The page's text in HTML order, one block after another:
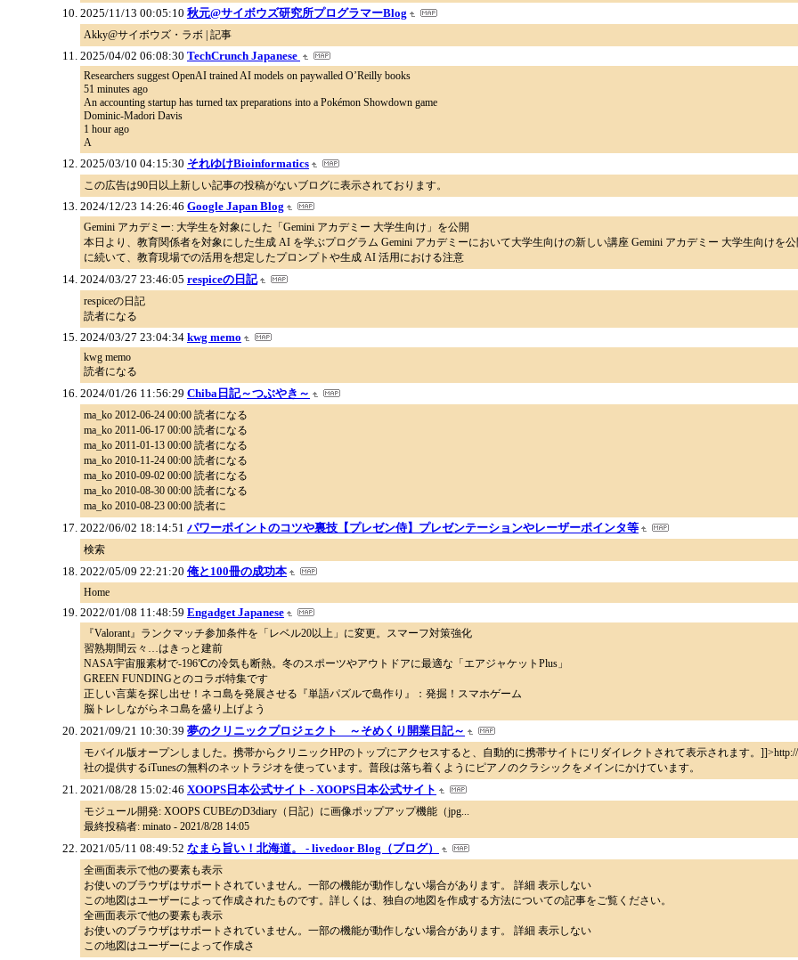
2025/11/13 00:05:10 秋元@サイボウズ研究所プログラマーBlog
Akky@サイボウズ・ラボ | 記事
2025/04/02 06:08:30 TechCrunch Japanese
Researchers suggest OpenAI trained AI models on paywalled O’Reilly books
51 minutes ago
An accounting startup has turned tax preparations into a Pokémon Showdown game
Dominic-Madori Davis
1 hour ago
A
2025/03/10 04:15:30 それゆけBioinformatics
この広告は90日以上新しい記事の投稿がないブログに表示されております。
2024/12/23 14:26:46 Google Japan Blog
Gemini アカデミー: 大学生を対象にした「Gemini アカデミー 大学生向け」を公開
本日より、教育関係者を対象にした生成 AI を学ぶプログラム Gemini アカデミーにおいて大学生向けの新しい講座 Gemini アカデミー 大学生向けを
に続いて、教育現場での活用を想定したプロンプトや生成 AI 活用における注意
2024/03/27 23:46:05 respiceの日記
respiceの日記
読者になる
2024/03/27 23:04:34 kwg memo
kwg memo
読者になる
2024/01/26 11:56:29 Chiba日記～つぶやき～
ma_ko 2012-06-24 00:00 読者になる
ma_ko 2011-06-17 00:00 読者になる
ma_ko 2011-01-13 00:00 読者になる
ma_ko 2010-11-24 00:00 読者になる
ma_ko 2010-09-02 00:00 読者になる
ma_ko 2010-08-30 00:00 読者になる
ma_ko 2010-08-23 00:00 読者に
2022/06/02 18:14:51 パワーポイントのコツや裏技【プレゼン侍】プレゼンテーションやレーザーポインタ等
検索
2022/05/09 22:21:20 俺と100冊の成功本
Home
2022/01/08 11:48:59 Engadget Japanese
『Valorant』ランクマッチ参加条件を「レベル20以上」に変更。スマーフ対策強化
習熟期間云々…はきっと建前
NASA宇宙服素材で-196℃の冷気も断熱。冬のスポーツやアウトドアに最適な「エアジャケットPlus」
GREEN FUNDINGとのコラボ特集です
正しい言葉を探し出せ！ネコ島を発展させる『単語パズルで島作り』：発掘！スマホゲーム
脳トレしながらネコ島を盛り上げよう
2021/09/21 10:30:39 夢のクリニックプロジェクト ～そめくり開業日記～
モバイル版オープンしました。携帯からクリニックHPのトップにアクセスすると、自動的に携帯サイトにリダイレクトされて表示されます。]]>http://
社の提供するiTunesの無料のネットラジオを使っています。普段は落ち着くようにピアノのクラシックをメインにかけています。
2021/08/28 15:02:46 XOOPS日本公式サイト - XOOPS日本公式サイト
モジュール開発: XOOPS CUBEのD3diary（日記）に画像ポップアップ機能（jpg...
最終投稿者: minato - 2021/8/28 14:05
2021/05/11 08:49:52 なまら旨い！北海道。 - livedoor Blog（ブログ）
全画面表示で他の要素も表示
お使いのブラウザはサポートされていません。一部の機能が動作しない場合があります。 詳細 表示しない
この地図はユーザーによって作成されたものです。詳しくは、独自の地図を作成する方法についての記事をご覧ください。
全画面表示で他の要素も表示
お使いのブラウザはサポートされていません。一部の機能が動作しない場合があります。 詳細 表示しない
この地図はユーザーによって作成さ